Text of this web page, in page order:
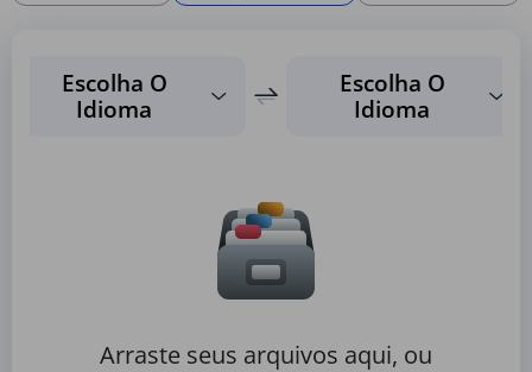
Escolha O
Idioma
Escolha O
Idioma
Arraste seus arquivos aqui, ou